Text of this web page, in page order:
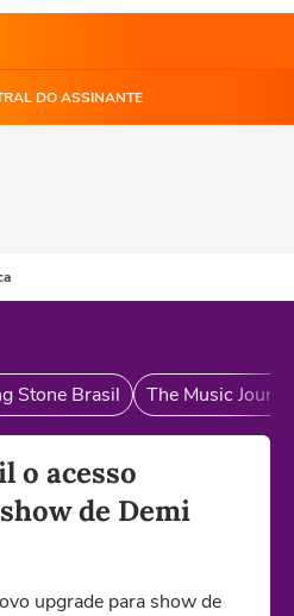
DO ASSINANTE
Stone Brasil The Music
o acesso
de Demi
upgrade para show de